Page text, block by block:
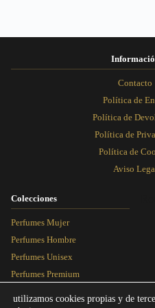
producto
producto
Contacto
Política de
Política de
Política de
Política de
Aviso
Colecciones
Perfumes Mujer
Perfumes Hombre
Perfumes Unisex
Perfumes Premium
utilizamos cookies propias y de